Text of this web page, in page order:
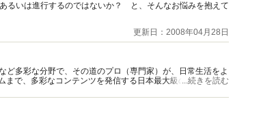
るいは進行するのではないか？ と、そんなお悩みを抱えて
更新日：2008年04月28日
ど多彩な分野で、その道のプロ（専門家）が、日常生活をよ
まで、多彩なコンテンツを発信する日本最大級の総合情報サ
...続きを読む